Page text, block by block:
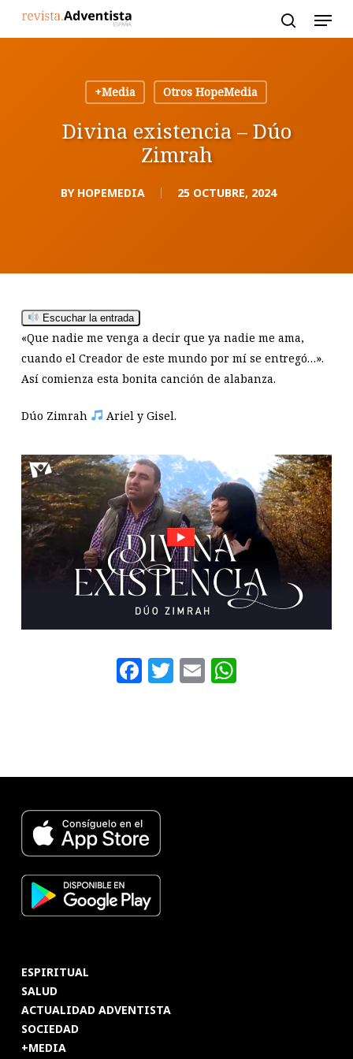
+Media
Otros HopeMedia
Divina existencia – Dúo
Zimrah
BY HOPEMEDIA 25 OCTUBRE, 2024
Escuchar la entrada
«Que nadie me venga a decir que ya nadie me ama,
cuando el Creador de este mundo por mí se entregó…».
Así comienza esta bonita canción de alabanza.
Dúo Zimrah Ariel y Gisel.
Facebook
Twitter
Email
ESPIRITUAL
SALUD
ACTUALIDAD ADVENTISTA
SOCIEDAD
+MEDIA